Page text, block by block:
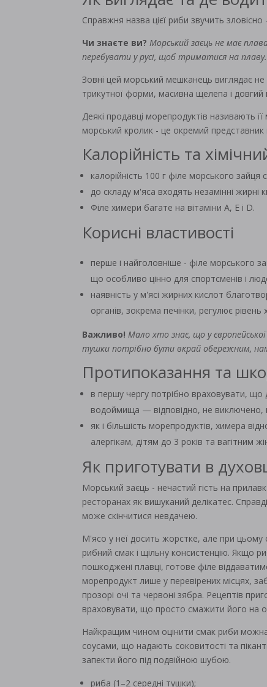
Справжня назва цієї риби звучить
Чи знаєте ви? Морський заєць не має
перебувати у русі, щоб триматися на плаву.
Зовні цей морський мешканець виглядає
трикутної форми, масивна щелепа і довгий
Деякі продавці морепродуктів називають
морський кролик - це окремий
Калорійність та
калорійність 100 г філе морського зайця
до складу м'яса входять незамінні жирні
Філе химери багате на вітаміни А, Е і D.
Корисні властивості
перше і найголовніше - філе морського
що особливо цінно для спортсменів і
наявність у м'ясі жирних кислот
органів, зокрема печінки, регулює рівень
Важливо! Мало хто знає, що у
тушки потрібно бути вкрай обережним,
Протипоказання та
в першу чергу потрібно враховувати, що
водоймища — відповідно, не виключено,
як і більшість морепродуктів, химера
алергікам, дітям до 3 років та вагітним
Як приготувати в
Морський заєць - нечастий гість на
ресторанах як вишуканий делікатес.
може скінчитися невдачею.
М'ясо у неї досить жорстке, але при цьому
рибний смак і щільну консистенцію. Якщо
пошкоджені плавці, готове філе
морепродукт лише у перевірених місцях,
прозорі очі та червоні зябра. Рецептів
враховувати, що просто смажити його на
Найкращим чином оцінити смак риби
соусами, що надають соковитості та
запекти його під подвійною шубою.
риба (1–2 середні тушки);